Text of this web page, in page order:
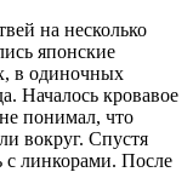
на несколько
японские
в одиночных
Началось кровавое
понимал, что
вокруг. Спустя
с линкорами. После